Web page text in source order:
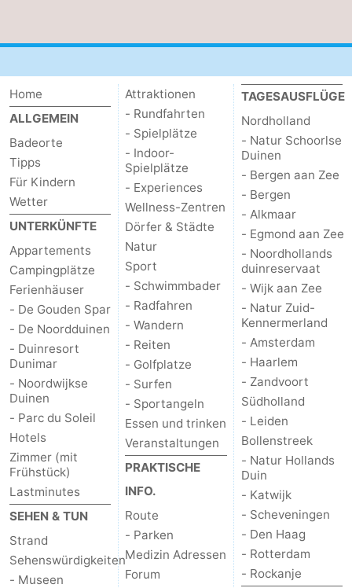
Home
ALLGEMEIN
Badeorte
Tipps
Für Kindern
Wetter
UNTERKÜNFTE
Appartements
Campingplätze
Ferienhäuser
- De Gouden Spar
- De Noordduinen
- Duinresort
Dunimar
- Noordwijkse
Duinen
- Parc du Soleil
Hotels
Zimmer (mit
Frühstück)
Lastminutes
SEHEN & TUN
Strand
Sehenswürdigkeiten
- Museen
Attraktionen
- Rundfahrten
- Spielplätze
- Indoor-
Spielplätze
- Experiences
Wellness-Zentren
Dörfer & Städte
Natur
Sport
- Schwimmbader
- Radfahren
- Wandern
- Reiten
- Golfplatze
- Surfen
- Sportangeln
Essen und trinken
Veranstaltungen
PRAKTISCHE
INFO.
Route
- Parken
Medizin Adressen
Forum
TAGESAUSFLÜGE
Nordholland
- Natur Schoorlse
Duinen
- Bergen aan Zee
- Bergen
- Alkmaar
- Egmond aan Zee
- Noordhollands
duinreservaat
- Wijk aan Zee
- Natur Zuid-
Kennermerland
- Amsterdam
- Haarlem
- Zandvoort
Südholland
- Leiden
Bollenstreek
- Natur Hollands
Duin
- Katwijk
- Scheveningen
- Den Haag
- Rotterdam
- Rockanje